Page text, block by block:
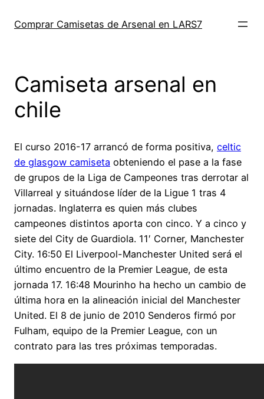
Comprar Camisetas de Arsenal en LARS7
Camiseta arsenal en
chile
El curso 2016-17 arrancó de forma positiva, celtic
de glasgow camiseta obteniendo el pase a la fase
de grupos de la Liga de Campeones tras derrotar al
Villarreal y situándose líder de la Ligue 1 tras 4
jornadas. Inglaterra es quien más clubes
campeones distintos aporta con cinco. Y a cinco y
siete del City de Guardiola. 11′ Corner, Manchester
City. 16:50 El Liverpool-Manchester United será el
último encuentro de la Premier League, de esta
jornada 17. 16:48 Mourinho ha hecho un cambio de
última hora en la alineación inicial del Manchester
United. El 8 de junio de 2010 Senderos firmó por
Fulham, equipo de la Premier League, con un
contrato para las tres próximas temporadas.